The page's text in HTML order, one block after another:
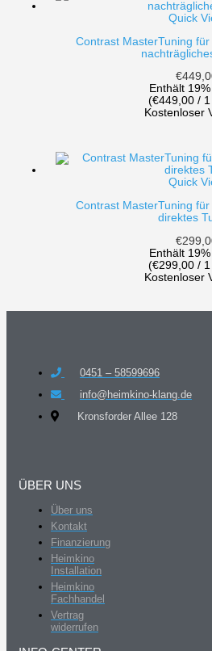
Quick
Contrast MasterTuning
€
Enthält
(€449,00/ 1
Kostenloser
Quick
Contrast MasterTuning
direktes
€
Enthält 19%
(€299,00/ 1
Kostenloser
0451 – 58599696
info@heimkino-klang.de
Kronsforder Allee 128
ÜBER UNS
Über uns
Kontakt
Finanzierung
Heimkino
Installation
Heimkino
Fachhandel
Vertrag
widerrufen